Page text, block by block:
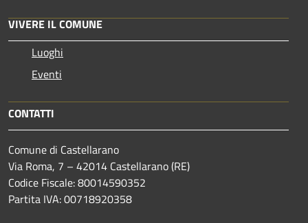
VIVERE IL COMUNE
Luoghi
Eventi
CONTATTI
Comune di Castellarano
Via Roma, 7 – 42014 Castellarano (RE)
Codice Fiscale: 80014590352
Partita IVA: 00718920358